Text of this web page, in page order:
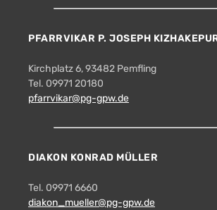
PFARRVIKAR P. JOSEPH
Kirchplatz 6, 93482 Pemfling
Tel. 09971 20180
pfarrvikar@pg-gpw.de
DIAKON KONRAD MÜLLER
Tel. 09971 6660
diakon_mueller@pg-gpw.de